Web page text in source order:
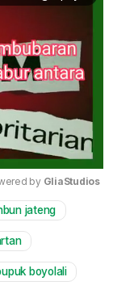
Mute
by GliaStudios
jateng
boyolali